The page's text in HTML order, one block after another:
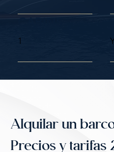
1
Alquilar un
Precios y tarifas